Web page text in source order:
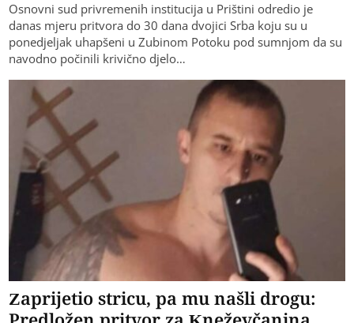
Osnovni sud privremenih institucija u Prištini odredio je
danas mjeru pritvora do 30 dana dvojici Srba koju su u
ponedjeljak uhapšeni u Zubinom Potoku pod sumnjom da su
navodno počinili krivično djelo…
Zaprijetio stricu, pa mu našli drogu: